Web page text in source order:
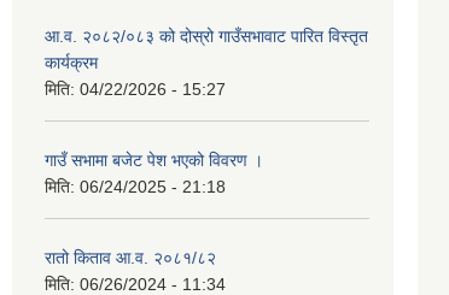
आ.व. २०८२/०८३ को दोस्रो गाउँसभावाट पारित विस्तृत
कार्यक्रम
मिति: 04/22/2026 - 15:27
गाउँ सभामा बजेट पेश भएको विवरण ।
मिति: 06/24/2025 - 21:18
रातो किताव आ.व. २०८१/८२
मिति: 06/26/2024 - 11:34